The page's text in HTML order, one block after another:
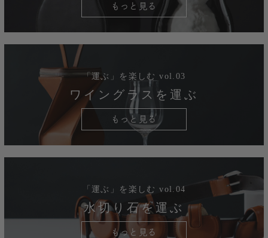
もっと見る
「運ぶ」を楽しむ vol.03
ワイングラスを運ぶ
もっと見る
「運ぶ」を楽しむ vol.04
水切り石を運ぶ
もっと見る